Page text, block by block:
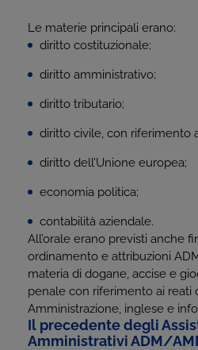
Le materie principali erano:
diritto costituzionale;
diritto amministrativo;
diritto tributario;
diritto civile, con riferimento
diritto dell’Unione europea;
economia politica;
contabilità aziendale.
All’orale erano previsti anche
ordinamento e attribuzioni
materia di dogane, accise e
penale con riferimento ai reati
Amministrazione, inglese e
Il precedente degli
Amministrativi ADM/